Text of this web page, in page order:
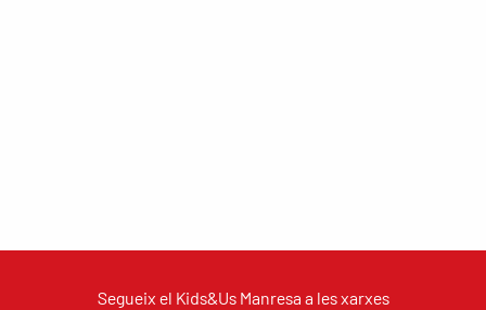
Segueix el Kids&Us Manresa a les xarxes